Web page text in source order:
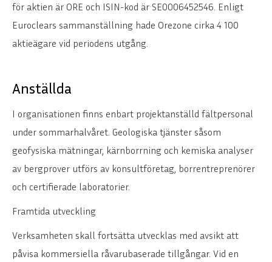
för aktien är ORE och ISIN-kod är SE0006452546. Enligt
Euroclears sammanställning hade Orezone cirka 4 100
aktieägare vid periodens utgång.
Anställda
I organisationen finns enbart projektanställd fältpersonal
under sommarhalvåret. Geologiska tjänster såsom
geofysiska mätningar, kärnborrning och kemiska analyser
av bergprover utförs av konsultföretag, borrentreprenörer
och certifierade laboratorier.
Framtida utveckling
Verksamheten skall fortsätta utvecklas med avsikt att
påvisa kommersiella råvarubaserade tillgångar. Vid en